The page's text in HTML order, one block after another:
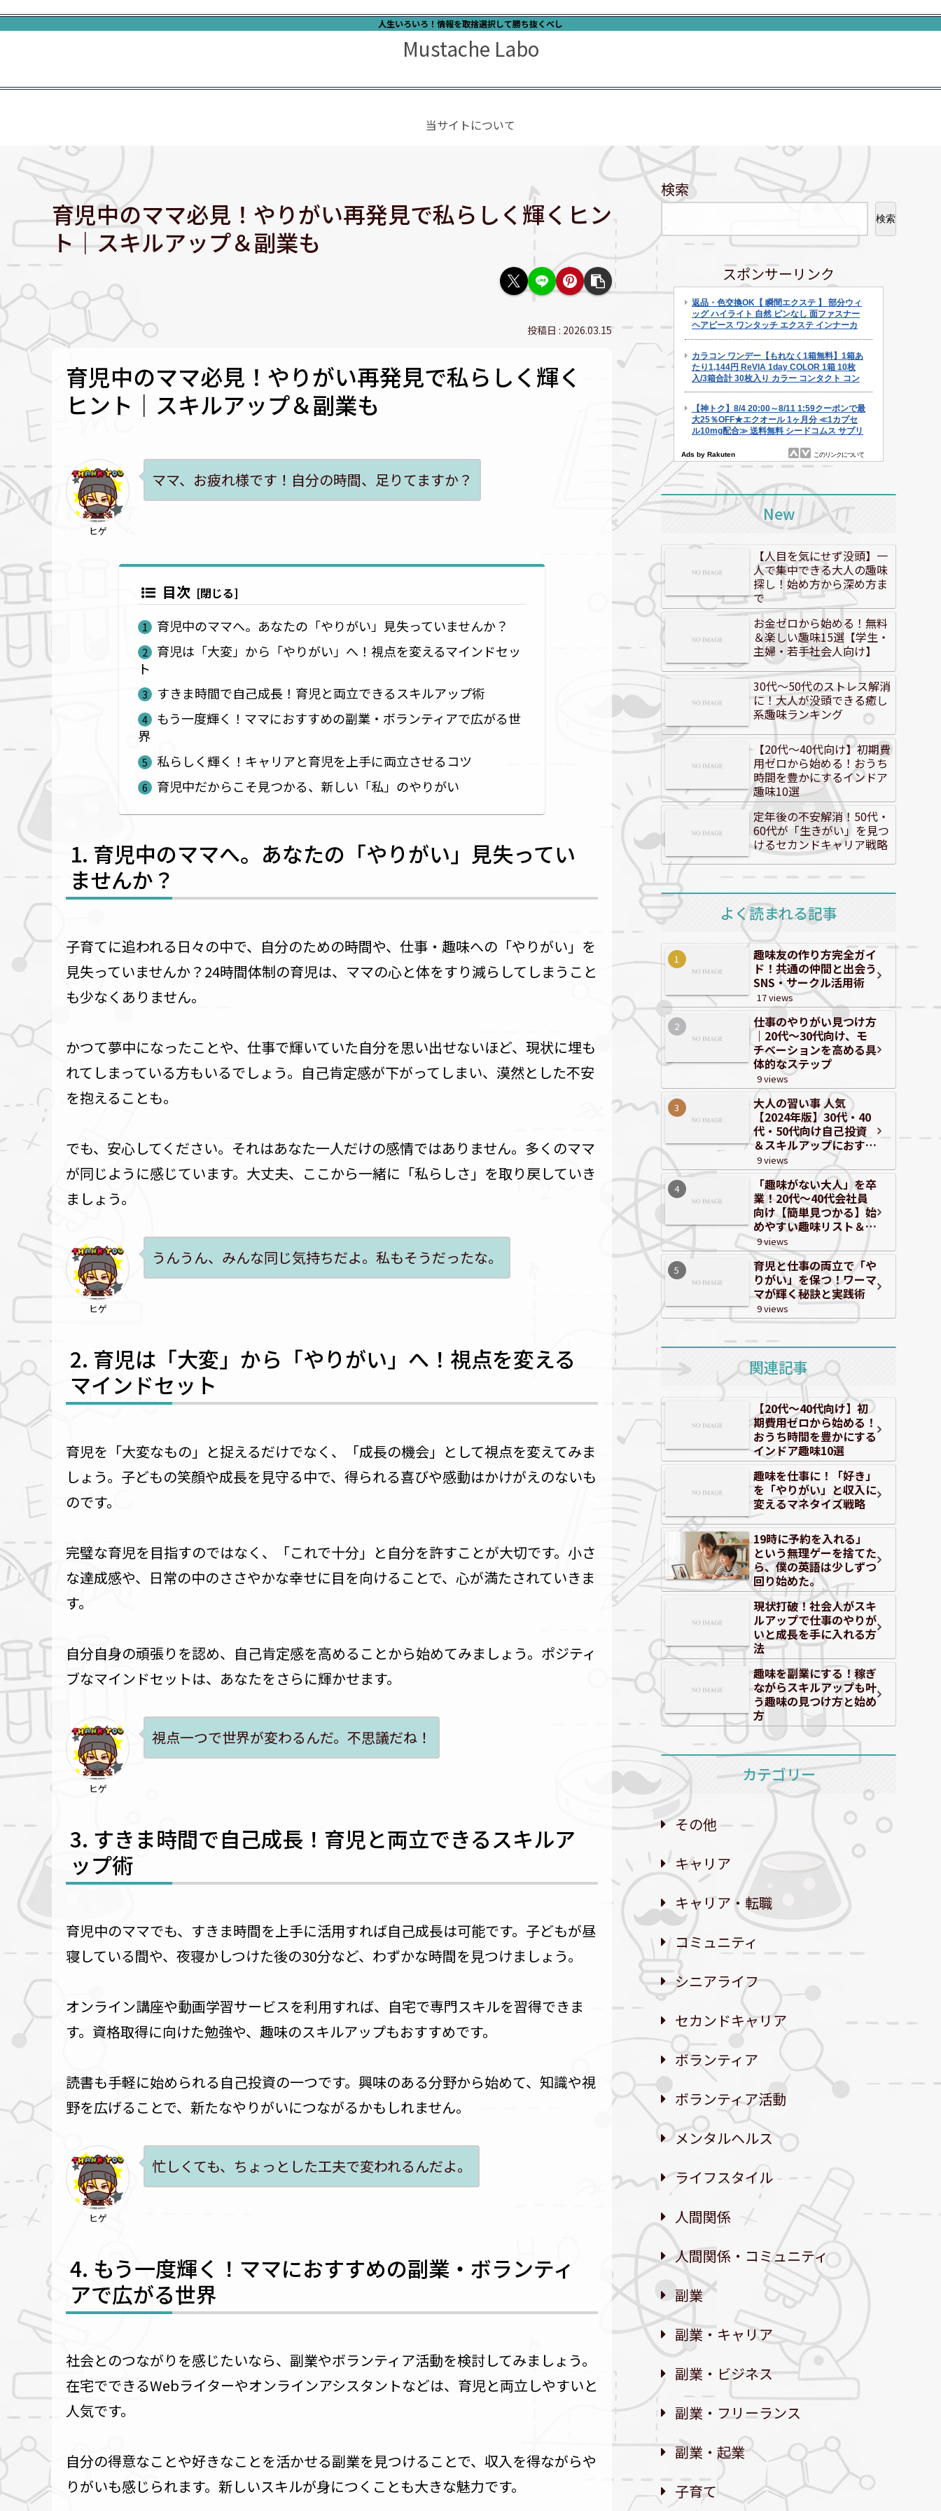
人生いろいろ！情報を取捨選択して勝ち抜くべし
Mustache Labo
当サイトについて
育児中のママ必見！やりがい再発見で私らしく輝くヒン
ト｜スキルアップ＆副業も
2026.03.15
育児中のママ必見！やりがい再発見で私らしく輝く
ヒント｜スキルアップ＆副業も
ヒゲ
ママ、お疲れ様です！自分の時間、足りてますか？
目次
育児中のママへ。あなたの「やりがい」見失っていませんか？
育児は「大変」から「やりがい」へ！視点を変えるマインドセッ
ト
すきま時間で自己成長！育児と両立できるスキルアップ術
もう一度輝く！ママにおすすめの副業・ボランティアで広がる世
界
私らしく輝く！キャリアと育児を上手に両立させるコツ
育児中だからこそ見つかる、新しい「私」のやりがい
育児中のママへ。あなたの「やりがい」見失ってい
ませんか？
子育てに追われる日々の中で、自分のための時間や、仕事・趣味への「やりがい」を
見失っていませんか？24時間体制の育児は、ママの心と体をすり減らしてしまうこと
も少なくありません。
かつて夢中になったことや、仕事で輝いていた自分を思い出せないほど、現状に埋も
れてしまっている方もいるでしょう。自己肯定感が下がってしまい、漠然とした不安
を抱えることも。
でも、安心してください。それはあなた一人だけの感情ではありません。多くのママ
が同じように感じています。大丈夫、ここから一緒に「私らしさ」を取り戻していき
ましょう。
ヒゲ
うんうん、みんな同じ気持ちだよ。私もそうだったな。
育児は「大変」から「やりがい」へ！視点を変える
マインドセット
育児を「大変なもの」と捉えるだけでなく、「成長の機会」として視点を変えてみま
しょう。子どもの笑顔や成長を見守る中で、得られる喜びや感動はかけがえのないも
のです。
完璧な育児を目指すのではなく、「これで十分」と自分を許すことが大切です。小さ
な達成感や、日常の中のささやかな幸せに目を向けることで、心が満たされていきま
す。
自分自身の頑張りを認め、自己肯定感を高めることから始めてみましょう。ポジティ
ブなマインドセットは、あなたをさらに輝かせます。
ヒゲ
視点一つで世界が変わるんだ。不思議だね！
すきま時間で自己成長！育児と両立できるスキルア
ップ術
育児中のママでも、すきま時間を上手に活用すれば自己成長は可能です。子どもが昼
寝している間や、夜寝かしつけた後の30分など、わずかな時間を見つけましょう。
オンライン講座や動画学習サービスを利用すれば、自宅で専門スキルを習得できま
す。資格取得に向けた勉強や、趣味のスキルアップもおすすめです。
読書も手軽に始められる自己投資の一つです。興味のある分野から始めて、知識や視
野を広げることで、新たなやりがいにつながるかもしれません。
ヒゲ
忙しくても、ちょっとした工夫で変われるんだよ。
もう一度輝く！ママにおすすめの副業・ボランティ
アで広がる世界
社会とのつながりを感じたいなら、副業やボランティア活動を検討してみましょう。
在宅でできるWebライターやオンラインアシスタントなどは、育児と両立しやすいと
人気です。
自分の得意なことや好きなことを活かせる副業を見つけることで、収入を得ながらや
りがいも感じられます。新しいスキルが身につくことも大きな魅力です。
検索
検索
スポンサーリンク
New
【人目を気にせず没頭】一
人で集中できる大人の趣味
探し！始め方から深め方ま
で
お金ゼロから始める！無料
＆楽しい趣味15選【学生・
主婦・若手社会人向け】
30代～50代のストレス解消
に！大人が没頭できる癒し
系趣味ランキング
【20代～40代向け】初期費
用ゼロから始める！おうち
時間を豊かにするインドア
趣味10選
定年後の不安解消！50代・
60代が「生きがい」を見つ
けるセカンドキャリア戦略
よく読まれる記事
趣味友の作り方完全ガイ
ド！共通の仲間と出会う
SNS・サークル活用術
17 views
仕事のやりがい見つけ方
｜20代～30代向け、モ
チベーションを高める具
体的なステップ
9 views
大人の習い事 人気
【2024年版】30代・40
代・50代向け自己投資
＆スキルアップにおすす
めジャンルと体験情報
9 views
「趣味がない大人」を卒
業！20代〜40代会社員
向け【簡単見つかる】始
めやすい趣味リスト＆自
己分析
9 views
育児と仕事の両立で「や
りがい」を保つ！ワーマ
マが輝く秘訣と実践術
9 views
関連記事
【20代～40代向け】初
期費用ゼロから始める！
おうち時間を豊かにする
インドア趣味10選
趣味を仕事に！「好き」
を「やりがい」と収入に
変えるマネタイズ戦略
19時に予約を入れる」
という無理ゲーを捨てた
ら、僕の英語は少しずつ
回り始めた。
現状打破！社会人がスキ
ルアップで仕事のやりが
いと成長を手に入れる方
法
趣味を副業にする！稼ぎ
ながらスキルアップも叶
う趣味の見つけ方と始め
方
カテゴリー
その他
キャリア
キャリア・転職
コミュニティ
シニアライフ
セカンドキャリア
ボランティア
ボランティア活動
メンタルヘルス
ライフスタイル
人間関係
人間関係・コミュニティ
副業
副業・キャリア
副業・ビジネス
副業・フリーランス
副業・起業
子育て